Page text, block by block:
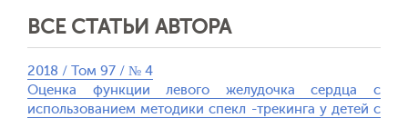
ВСЕ СТАТЬИ АВТОРА
2018 / Том 97 / № 4
Оценка функции левого желудочка сердца с
использованием методики спекл -трекинга у детей с